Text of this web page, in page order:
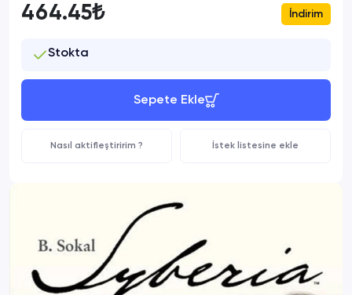
464.45₺ İndirim
Stokta
Sepete Ekle
Nasıl aktifleştiririm ? İstek listesine ekle